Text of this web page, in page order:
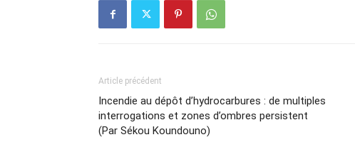
Article précédent
Incendie au dépôt d’hydrocarbures : de multiples
interrogations et zones d’ombres persistent
(Par Sékou Koundouno)